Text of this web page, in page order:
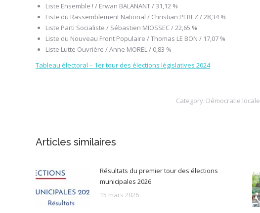
Liste Ensemble ! / Erwan BALANANT / 31,12 %
Liste du Rassemblement National / Christian PEREZ / 28,34 %
Liste Parti Socialiste / Sébastien MIOSSEC / 22,65 %
Liste du Nouveau Front Populaire / Thomas LE BON / 17,07 %
Liste Lutte Ouvrière / Anne MOREL / 0,83 %
Tableau électoral – 1er tour des élections législatives 2024
Category: Démocratie locale
Articles similaires
Résultats du premier tour des élections
municipales 2026
15 mars 2026